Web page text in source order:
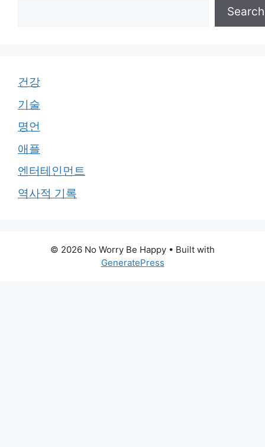
Search
건강
기술
명언
애플
엔터테인먼트
역사적 기록
© 2026 No Worry Be Happy • Built with
GeneratePress